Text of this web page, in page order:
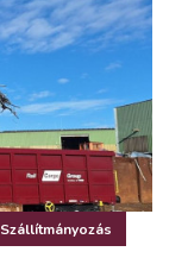
Szállítmányozás